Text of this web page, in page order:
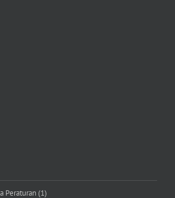
Peraturan (1)